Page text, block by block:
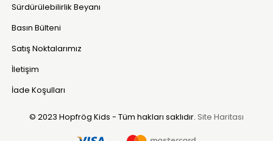
Sürdürülebilirlik Beyanı
Basın Bülteni
Satış Noktalarımız
İletişim
İade Koşulları
© 2023 Hopfrög Kids - Tüm hakları saklıdır. Site Haritası